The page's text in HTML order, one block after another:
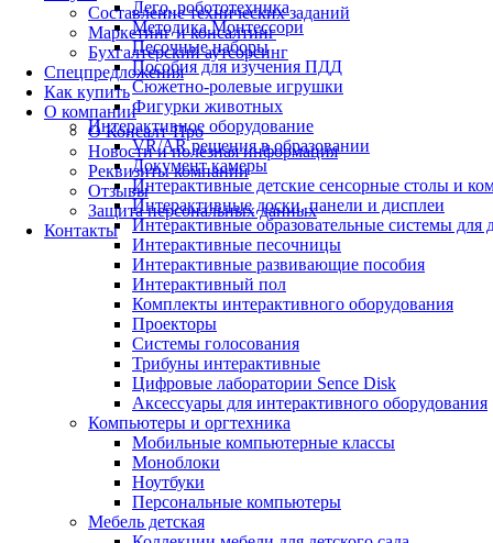
Составление технических заданий
Маркетинг и консалтинг
Бухгалтерский аутсорсинг
Спецпредложения
Как купить
О компании
О Консалт-Про
Новости и полезная информация
Реквизиты компании
Отзывы
Защита персональных данных
Контакты
Лего, робототехника
Методика Монтессори
Песочные наборы
Пособия для изучения ПДД
Сюжетно-ролевые игрушки
Фигурки животных
Интерактивное оборудование
VR/AR решения в образовании
Документ камеры
Интерактивные детские сенсорные столы и
Интерактивные доски, панели и дисплеи
Интерактивные образовательные системы для
Интерактивные песочницы
Интерактивные развивающие пособия
Интерактивный пол
Комплекты интерактивного оборудования
Проекторы
Системы голосования
Трибуны интерактивные
Цифровые лаборатории Sence Disk
Аксессуары для интерактивного оборудования
Компьютеры и оргтехника
Мобильные компьютерные классы
Моноблоки
Ноутбуки
Персональные компьютеры
Мебель детская